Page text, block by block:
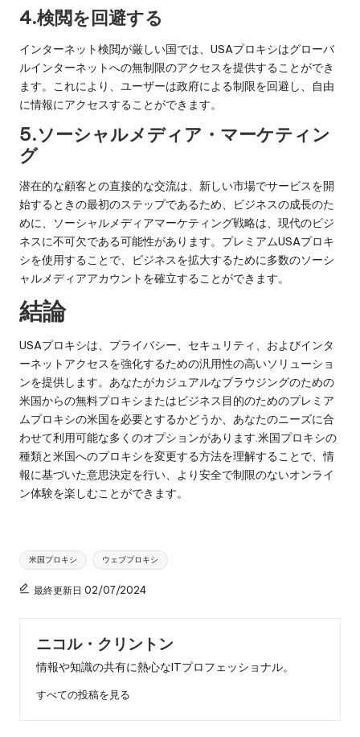
4.検閲を回避する
インターネット検閲が厳しい国では、USAプロキシはグローバ
ルインターネットへの無制限のアクセスを提供することができ
ます。これにより、ユーザーは政府による制限を回避し、自由
に情報にアクセスすることができます。
5.ソーシャルメディア・マーケティン
グ
潜在的な顧客との直接的な交流は、新しい市場でサービスを開
始するときの最初のステップであるため、ビジネスの成長のた
めに、ソーシャルメディアマーケティング戦略は、現代のビジ
ネスに不可欠である可能性があります。プレミアムUSAプロキ
シを使用することで、ビジネスを拡大するために多数のソーシ
ャルメディアアカウントを確立することができます。
結論
USAプロキシは、プライバシー、セキュリティ、およびインタ
ーネットアクセスを強化するための汎用性の高いソリューショ
ンを提供します。あなたがカジュアルなブラウジングのための
米国からの無料プロキシまたはビジネス目的のためのプレミア
ムプロキシの米国を必要とするかどうか、あなたのニーズに合
わせて利用可能な多くのオプションがあります.米国プロキシの
種類と米国へのプロキシを変更する方法を理解することで、情
報に基づいた意思決定を行い、より安全で制限のないオンライ
ン体験を楽しむことができます。
タ
グ
米国プロキシ ウェブプロキシ
最終更新日 02/07/2024
ニコル・クリントン
情報や知識の共有に熱心なITプロフェッショナル。
すべての投稿を見る